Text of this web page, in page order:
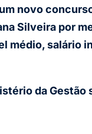
novo
Silveira por
médio, salário
da Gestão